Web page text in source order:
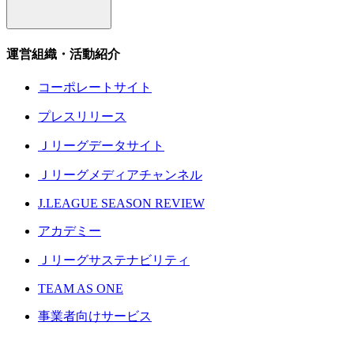
運営組織・活動紹介
コーポレートサイト
プレスリリース
Ｊリーグデータサイト
Ｊリーグメディアチャンネル
J.LEAGUE SEASON REVIEW
アカデミー
Ｊリーグサステナビリティ
TEAM AS ONE
事業者向けサービス